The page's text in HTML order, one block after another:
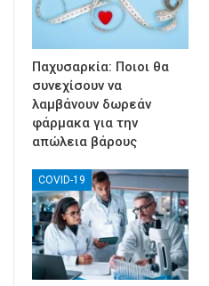
Παχυσαρκία: Ποιοι θα
συνεχίσουν να
λαμβάνουν δωρεάν
φάρμακα για την
απώλεια βάρους
COVID-19